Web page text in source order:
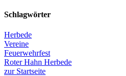
Schlagwörter
Herbede
Vereine
Feuerwehrfest
Roter Hahn Herbede
zur Startseite